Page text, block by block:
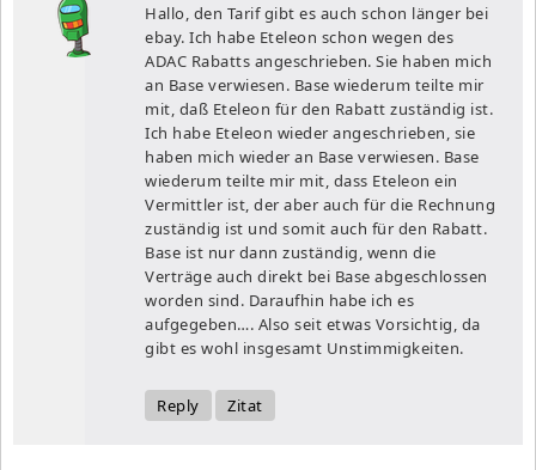
Hallo, den Tarif gibt es auch schon länger bei
ebay. Ich habe Eteleon schon wegen des
ADAC Rabatts angeschrieben. Sie haben mich
an Base verwiesen. Base wiederum teilte mir
mit, daß Eteleon für den Rabatt zuständig ist.
Ich habe Eteleon wieder angeschrieben, sie
haben mich wieder an Base verwiesen. Base
wiederum teilte mir mit, dass Eteleon ein
Vermittler ist, der aber auch für die Rechnung
zuständig ist und somit auch für den Rabatt.
Base ist nur dann zuständig, wenn die
Verträge auch direkt bei Base abgeschlossen
worden sind. Daraufhin habe ich es
aufgegeben…. Also seit etwas Vorsichtig, da
gibt es wohl insgesamt Unstimmigkeiten.
Reply Zitat